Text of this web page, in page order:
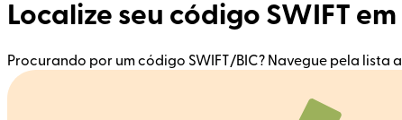
Localize seu código SWIFT
Procurando por um código SWIFT/BIC? Navegue pela